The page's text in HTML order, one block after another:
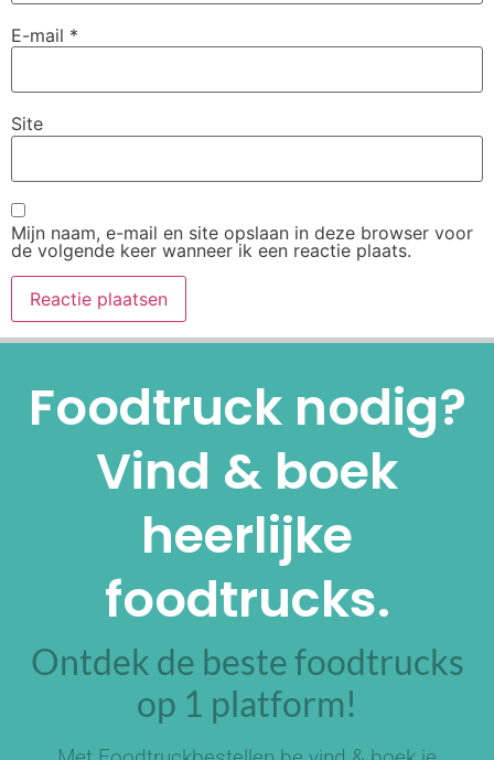
E-mail *
Site
Mijn naam, e-mail en site opslaan in deze browser voor
de volgende keer wanneer ik een reactie plaats.
Foodtruck nodig?
Vind & boek
heerlijke
foodtrucks.
Ontdek de beste foodtrucks
op 1 platform!